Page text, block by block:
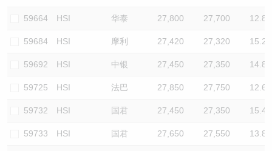
59664 HSI 华泰 27,800 27,700 12.8
59684 HSI 摩利 27,420 27,320 15.2
59692 HSI 中银 27,450 27,350 14.8
59725 HSI 法巴 27,850 27,750 12.6
59732 HSI 国君 27,450 27,350 15.4
59733 HSI 国君 27,650 27,550 13.8